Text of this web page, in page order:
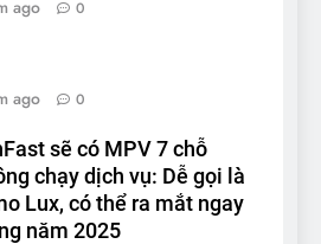
ago 0
ago 0
sẽ có MPV 7 chỗ
chạy dịch vụ: Dễ gọi là
Lux, có thể ra mắt ngay
năm 2025